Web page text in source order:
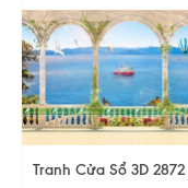
Tranh Cửa Sổ 3D 2872